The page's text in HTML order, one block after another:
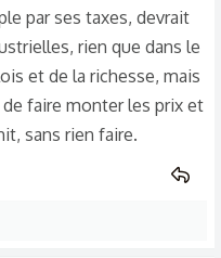
par ses taxes, devrait
rien que dans le
et de la richesse, mais
faire monter les prix et
sans rien faire.